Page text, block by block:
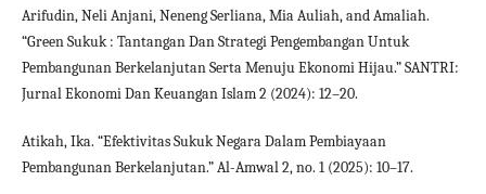
Arifudin, Neli Anjani, Neneng Serliana, Mia Auliah, and Amaliah.
“Green Sukuk : Tantangan Dan Strategi Pengembangan Untuk
Pembangunan Berkelanjutan Serta Menuju Ekonomi Hijau.” SANTRI:
Jurnal Ekonomi Dan Keuangan Islam 2 (2024): 12–20.
Atikah, Ika. “Efektivitas Sukuk Negara Dalam Pembiayaan
Pembangunan Berkelanjutan.” Al-Amwal 2, no. 1 (2025): 10–17.